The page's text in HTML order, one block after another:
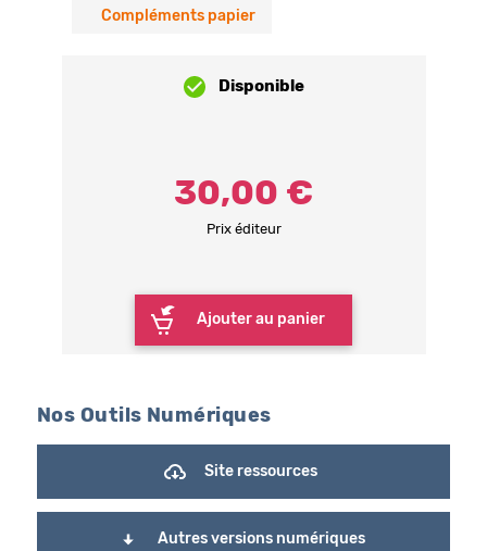
Compléments papier
Disponible
Prix éditeur
30,00 €
Ajouter au panier
Nos Outils Numériques
Site ressources
Autres versions numériques